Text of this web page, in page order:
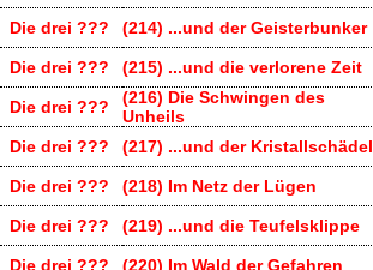
Die drei ??? (214) ...und der Geisterbunker
Die drei ??? (215) ...und die verlorene Zeit
Die drei ???
(216) Die Schwingen des
Unheils
Die drei ??? (217) ...und der Kristallschädel
Die drei ??? (218) Im Netz der Lügen
Die drei ??? (219) ...und die Teufelsklippe
Die drei ??? (220) Im Wald der Gefahren